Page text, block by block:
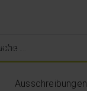
Ausschreibungen